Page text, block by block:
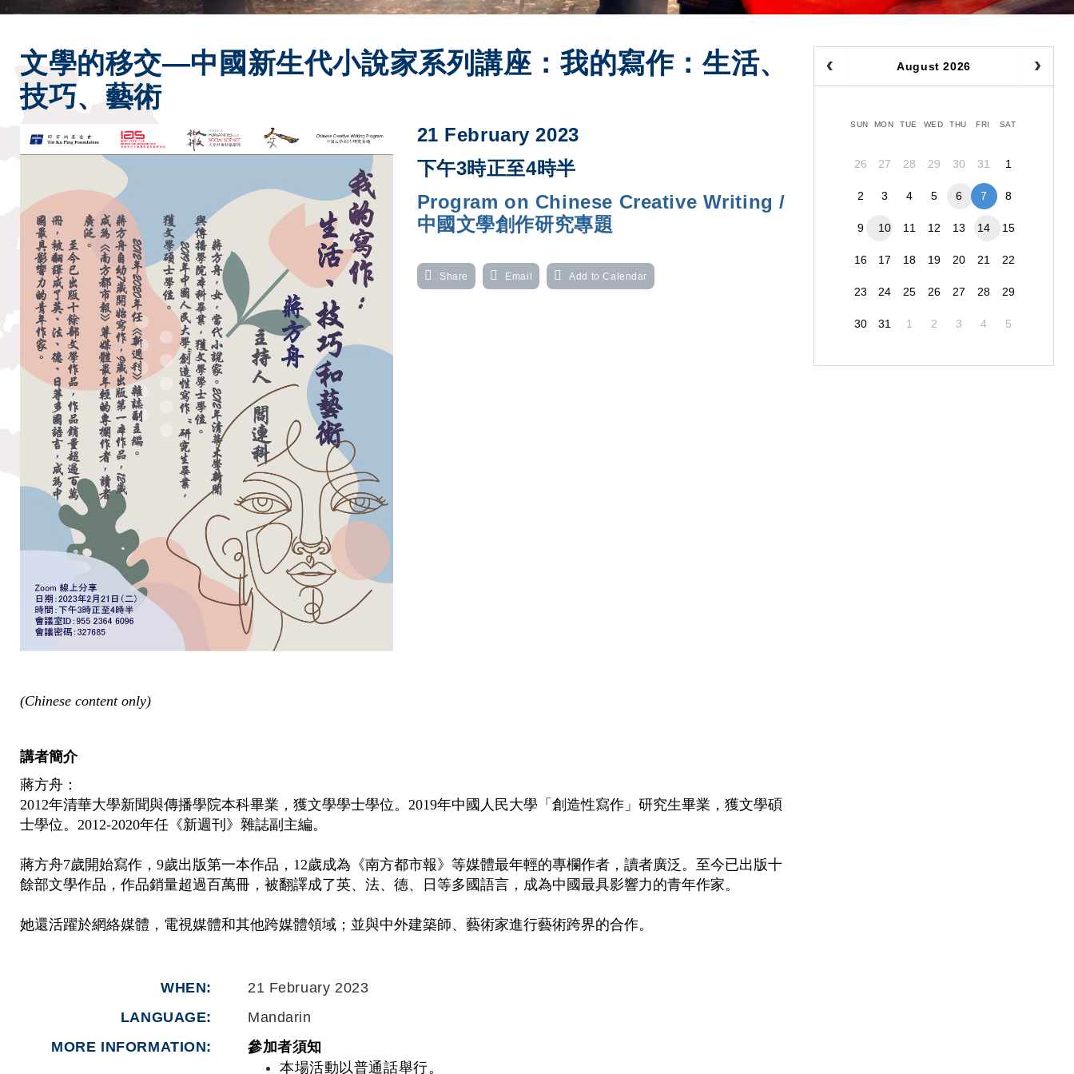
文學的移交—中國新生代小說家系列講座：我的寫作：生活、
技巧、藝術
21 February 2023
下午3時正至4時半
Program on Chinese Creative Writing /
中國文學創作研究專題
Share Email Add to Calendar
(Chinese content only)
講者簡介
蔣方舟：
2012年清華大學新聞與傳播學院本科畢業，獲文學學士學位。2019年中國人民大學「創造性寫作」研究生畢業，獲文學碩
士學位。2012-2020年任《新週刊》雜誌副主編。
蔣方舟7歲開始寫作，9歲出版第一本作品，12歲成為《南方都市報》等媒體最年輕的專欄作者，讀者廣泛。至今已出版十
餘部文學作品，作品銷量超過百萬冊，被翻譯成了英、法、德、日等多國語言，成為中國最具影響力的青年作家。
她還活躍於網絡媒體，電視媒體和其他跨媒體領域；並與中外建築師、藝術家進行藝術跨界的合作。
WHEN
21 February 2023
LANGUAGE
Mandarin
MORE INFORMATION
參加者須知
本場活動以普通話舉行。
August 2026
SUN MON TUE WED THU FRI SAT
26 27 28 29 30 31 1
2 3 4 5 6 7 8
9 10 11 12 13 14 15
16 17 18 19 20 21 22
23 24 25 26 27 28 29
30 31 1 2 3 4 5